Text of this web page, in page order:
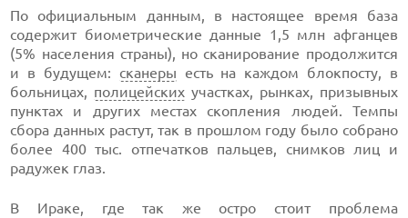
По официальным данным, в настоящее время база
содержит биометрические данные 1,5 млн афганцев
(5% населения страны), но сканирование продолжится
и в будущем: сканеры есть на каждом блокпосту, в
больницах, полицейских участках, рынках, призывных
пунктах и других местах скопления людей. Темпы
сбора данных растут, так в прошлом году было собрано
более 400 тыс. отпечатков пальцев, снимков лиц и
радужек глаз.
В Ираке, где так же остро стоит проблема